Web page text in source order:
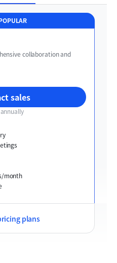
collaboration and
sales
month
plans